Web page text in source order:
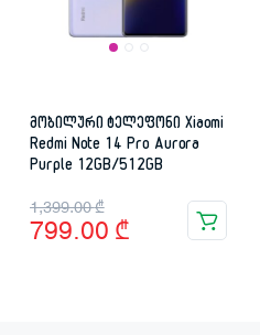
მობილური ტელეფონი Xiaomi
Redmi Note 14 Pro Aurora
Purple 12GB/512GB
1,399.00₾
Original
price
799.00 ₾
Current
price